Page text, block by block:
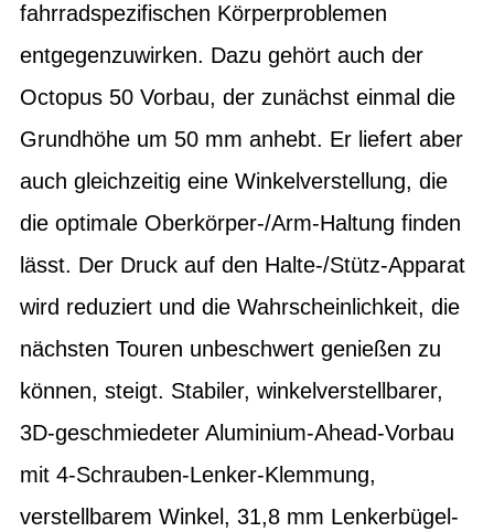
fahrradspezifischen Körperproblemen
entgegenzuwirken. Dazu gehört auch der
Octopus 50 Vorbau, der zunächst einmal die
Grundhöhe um 50 mm anhebt. Er liefert aber
auch gleichzeitig eine Winkelverstellung, die
die optimale Oberkörper-/Arm-Haltung finden
lässt. Der Druck auf den Halte-/Stütz-Apparat
wird reduziert und die Wahrscheinlichkeit, die
nächsten Touren unbeschwert genießen zu
können, steigt. Stabiler, winkelverstellbarer,
3D-geschmiedeter Aluminium-Ahead-Vorbau
mit 4-Schrauben-Lenker-Klemmung,
verstellbarem Winkel, 31,8 mm Lenkerbügel-